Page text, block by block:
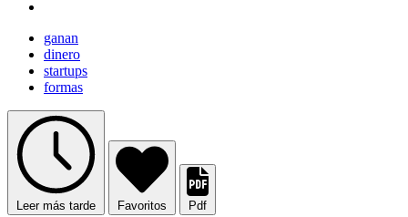
ganan
dinero
startups
formas
Leer más tarde Favoritos Pdf